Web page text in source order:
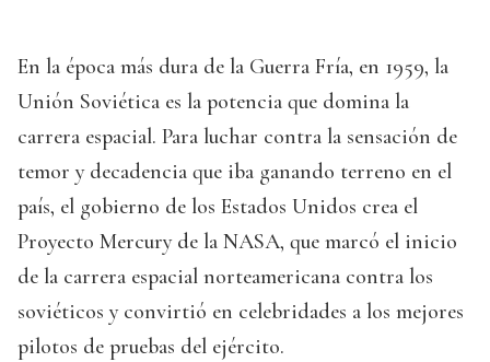
En la época más dura de la Guerra Fría, en 1959, la
Unión Soviética es la potencia que domina la
carrera espacial. Para luchar contra la sensación de
temor y decadencia que iba ganando terreno en el
país, el gobierno de los Estados Unidos crea el
Proyecto Mercury de la NASA, que marcó el inicio
de la carrera espacial norteamericana contra los
soviéticos y convirtió en celebridades a los mejores
pilotos de pruebas del ejército.